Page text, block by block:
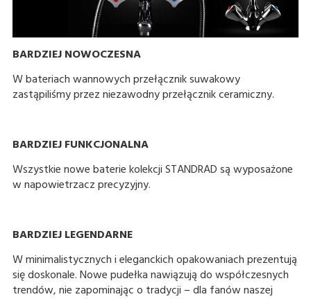
BARDZIEJ NOWOCZESNA
W bateriach wannowych przełącznik suwakowy
zastąpiliśmy przez niezawodny przełącznik ceramiczny.
BARDZIEJ FUNKCJONALNA
Wszystkie nowe baterie kolekcji STANDRAD są wyposażone
w napowietrzacz precyzyjny.
BARDZIEJ LEGENDARNE
W minimalistycznych i eleganckich opakowaniach prezentują
się doskonale. Nowe pudełka nawiązują do współczesnych
trendów, nie zapominając o tradycji – dla fanów naszej